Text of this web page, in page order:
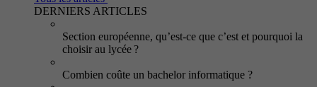
DERNIERS ARTICLES
Section européenne, qu’est-ce que c’est et pourquoi la
choisir au lycée ?
Combien coûte un bachelor informatique ?